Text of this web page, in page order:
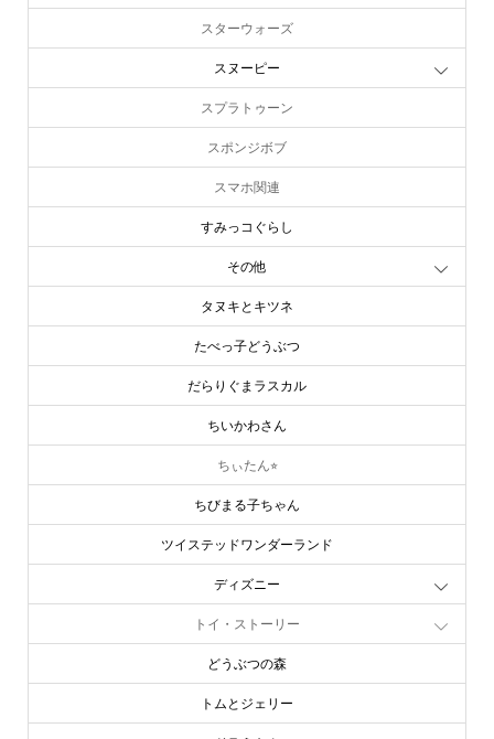
スターウォーズ
スヌーピー
スプラトゥーン
スポンジボブ
スマホ関連
すみっコぐらし
その他
タヌキとキツネ
たべっ子どうぶつ
だらりぐまラスカル
ちいかわさん
ちぃたん⭐︎
ちびまる子ちゃん
ツイステッドワンダーランド
ディズニー
トイ・ストーリー
どうぶつの森
トムとジェリー